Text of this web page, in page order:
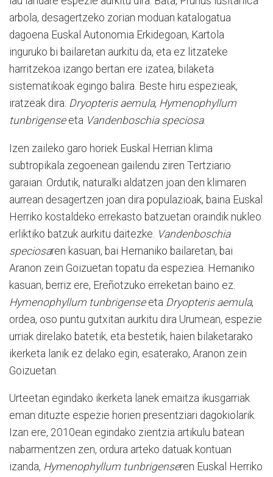
arbola, desagertzeko zorian moduan katalogatua
dagoena Euskal Autonomia Erkidegoan, Kartola
inguruko bi bailaretan aurkitu da, eta ez litzateke
harritzekoa izango bertan ere izatea, bilaketa
sistematikoak egingo balira. Beste hiru espezieak,
iratzeak dira: Dryopteris aemula, Hymenophyllum
tunbrigenseeta Vandenboschia speciosa.
Izen zaileko garo horiek Euskal Herrian klima
subtropikala zegoenean gailendu ziren Tertziario
garaian. Ordutik, naturalki aldatzen joan den klimaren
aurrean desagertzen joan dira populazioak, baina Euskal
Herriko kostaldeko errekasto batzuetan oraindik nukleo
erliktiko batzuk aurkitu daitezke. Vandenboschia
speciosaren kasuan, bai Hernaniko bailaretan, bai
Aranon zein Goizuetan topatu da espeziea. Hernaniko
kasuan, berriz ere, Ereñotzuko erreketan baino ez.
Hymenophyllum tunbrigenseeta Dryopteris aemula,
ordea, oso puntu gutxitan aurkitu dira Urumean, espezie
urriak direlako batetik, eta bestetik, haien bilaketarako
ikerketa lanik ez delako egin, esaterako, Aranon zein
Goizuetan.
Urteetan egindako ikerketa lanek emaitza ikusgarriak
eman dituzte espezie horien presentziari dagokiolarik.
Izan ere, 2010ean egindako zientzia artikulu batean
nabarmentzen zen, ordura arteko datuak kontuan
izanda, Hymenophyllum tunbrigenseren Euskal Herriko